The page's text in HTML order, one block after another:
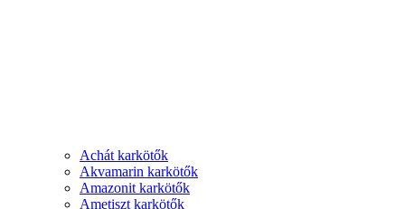
Achát karkötők
Akvamarin karkötők
Amazonit karkötők
Ametiszt karkötők